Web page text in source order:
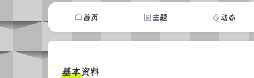
首页 主题 动态
基本资料